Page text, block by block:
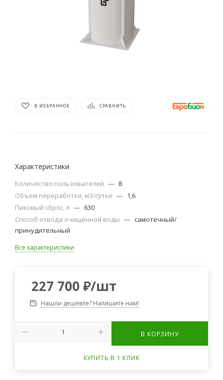
В ИЗБРАННОЕ СРАВНИТЬ
Характеристики
Количество пользователей — 8
Объем переработки, м3/сутки — 1,6
Пиковый сброс, л — 630
Способ отвода очищенной воды — самотечный/
принудительный
Все характеристики
227 700 ₽/шт
Нашли дешевле? Напишите нам!
В КОРЗИНУ
КУПИТЬ В 1 КЛИК